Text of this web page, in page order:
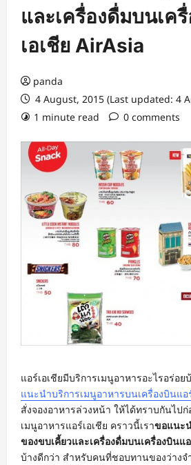
และเครื่องดื่มบนเค
เอเชีย AirAsia
panda
4 August, 2015 (Last updated: 4
1 minute read
0 comments
แอร์เอเชียมีบริการเมนูอาหารอะไรอร่อ
แนะนำบริการเมนูอาหารบนเครื่องบินแอ
สั่งจองอาหารล่วงหน้า ให้ได้ทราบกันไป
เมนูอาหารแอร์เอเชีย คราวนี้เราขอแนะ
ของขบเคี้ยวและเครื่องดื่มบนเครื่องบินแ
บ้างดีกว่า สำหรับคนที่ชอบทานของว่างจ